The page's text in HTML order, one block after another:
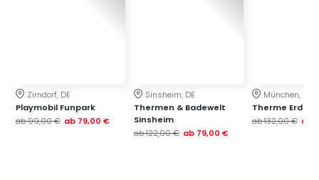
Zirndorf, DE
Playmobil Funpark
ab99,00 € ab 79,00 €
Sinsheim, DE
Thermen & Badewelt
Sinsheim
ab122,00 € ab 79,00 €
München, DE
Therme Erding
ab132,00 € ab